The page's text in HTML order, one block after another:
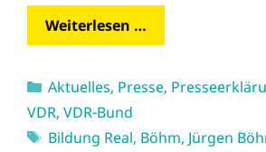
Weiterlesen …
Kategorien
Aktuelles, Presse,
VDR, VDR-Bund
Schlagwörter
Bildung Real, Böhm, Jürgen